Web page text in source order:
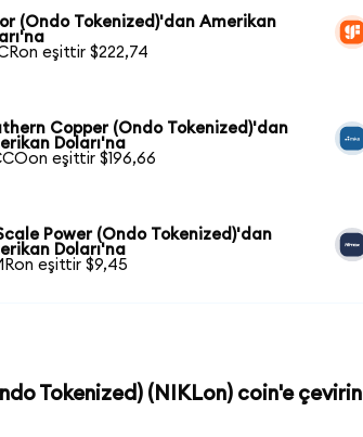
(Ondo Tokenized)'dan Amerikan
eşittir $222,74
Copper (Ondo Tokenized)'dan
Doları'na
eşittir $196,66
Power (Ondo Tokenized)'dan
Doları'na
eşittir $9,45
Tokenized) (NIKLon) coin'e çevirin